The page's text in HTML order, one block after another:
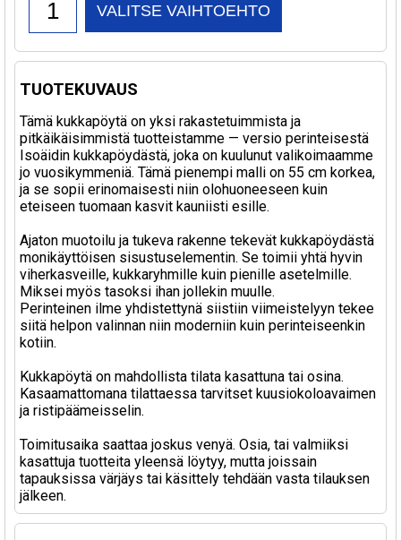
VALITSE VAIHTOEHTO
TUOTEKUVAUS
Tämä kukkapöytä on yksi rakastetuimmista ja
pitkäikäisimmistä tuotteistamme — versio perinteisestä
Isoäidin kukkapöydästä, joka on kuulunut valikoimaamme
jo vuosikymmeniä. Tämä pienempi malli on 55 cm korkea,
ja se sopii erinomaisesti niin olohuoneeseen kuin
eteiseen tuomaan kasvit kauniisti esille.
Ajaton muotoilu ja tukeva rakenne tekevät kukkapöydästä
monikäyttöisen sisustuselementin. Se toimii yhtä hyvin
viherkasveille, kukkaryhmille kuin pienille asetelmille.
Miksei myös tasoksi ihan jollekin muulle.
Perinteinen ilme yhdistettynä siistiin viimeistelyyn tekee
siitä helpon valinnan niin moderniin kuin perinteiseenkin
kotiin.
Kukkapöytä on mahdollista tilata kasattuna tai osina.
Kasaamattomana tilattaessa tarvitset kuusiokoloavaimen
ja ristipäämeisselin.
Toimitusaika saattaa joskus venyä. Osia, tai valmiiksi
kasattuja tuotteita yleensä löytyy, mutta joissain
tapauksissa värjäys tai käsittely tehdään vasta tilauksen
jälkeen.